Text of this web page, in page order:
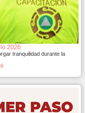
2026
tranquilidad durante la